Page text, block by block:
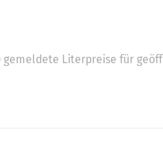
Literpreise für